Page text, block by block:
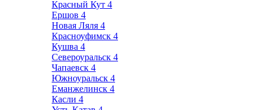
Красный Кут 4
Ершов 4
Новая Ляля 4
Красноуфимск 4
Кушва 4
Североуральск 4
Чапаевск 4
Южноуральск 4
Еманжелинск 4
Касли 4